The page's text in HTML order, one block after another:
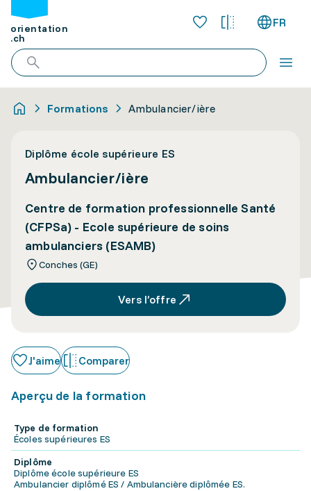
orientation
.ch
FR
Formations Ambulancier/ière
Diplôme école supérieure ES
Ambulancier/ière
Centre de formation professionnelle Santé
(CFPSa) - Ecole supérieure de soins
ambulanciers (ESAMB)
Conches (GE)
Vers l’offre
J'aime Comparer
Aperçu de la formation
Type de formation
Écoles supérieures ES
Diplôme
Diplôme école supérieure ES
Ambulancier diplômé ES / Ambulancière diplômée ES.